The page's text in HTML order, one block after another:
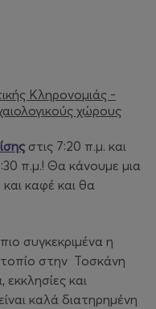
Κληρονομιάς -
χώρους
στις 7:20 π.μ. και
π.μ.! Θα κάνουμε μια
καφέ και θα
συγκεκριμένα η
τοπίο στην Τοσκάνη
και
καλά διατηρημένη